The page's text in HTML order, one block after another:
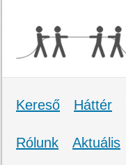
Kereső Háttér
Rólunk Aktuális